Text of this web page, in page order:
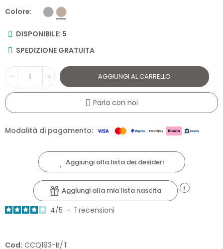
Colore
DISPONIBILE: 5
SPEDIZIONE GRATUITA
AGGIUNGI AL CARRELLO
Parla con noi
Modalità di pagamento:
Aggiungi alla lista dei desideri
Aggiungi alla mia lista nascita
4/5 - 1 recensioni
Cod: CCQ193-B/T